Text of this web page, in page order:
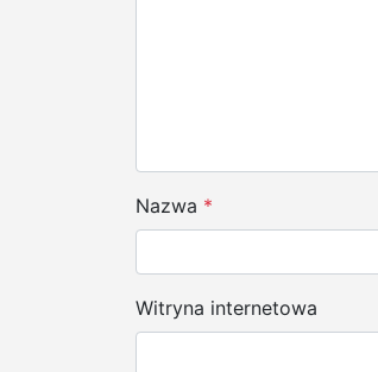
i
s
u
Nazwa *
Witryna internetowa